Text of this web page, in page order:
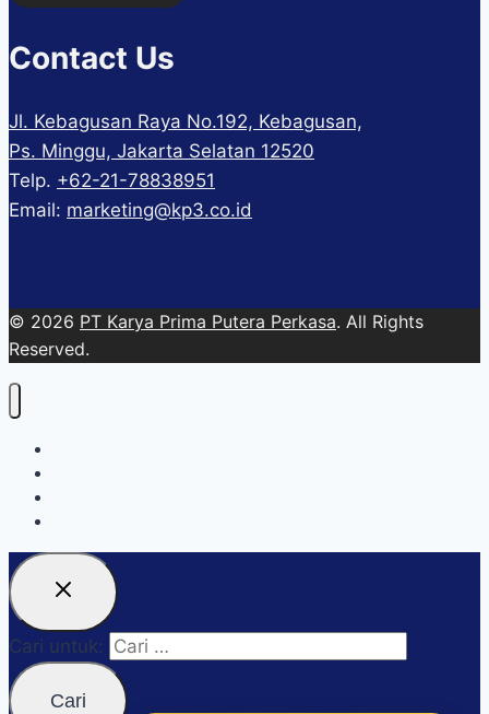
Contact Us
Jl. Kebagusan Raya No.192, Kebagusan,
Ps. Minggu, Jakarta Selatan 12520
Telp. +62-21-78838951
Email: marketing@kp3.co.id
© 2026 PT Karya Prima Putera Perkasa. All Rights
Reserved.
Cari untuk: